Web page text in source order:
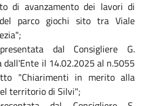
di avanzamento dei lavori di
parco giochi sito tra Viale
dal Consigliere G.
dall'Ente il 14.02.2025 al n.5055
"Chiarimenti in merito alla
territorio di Silvi";